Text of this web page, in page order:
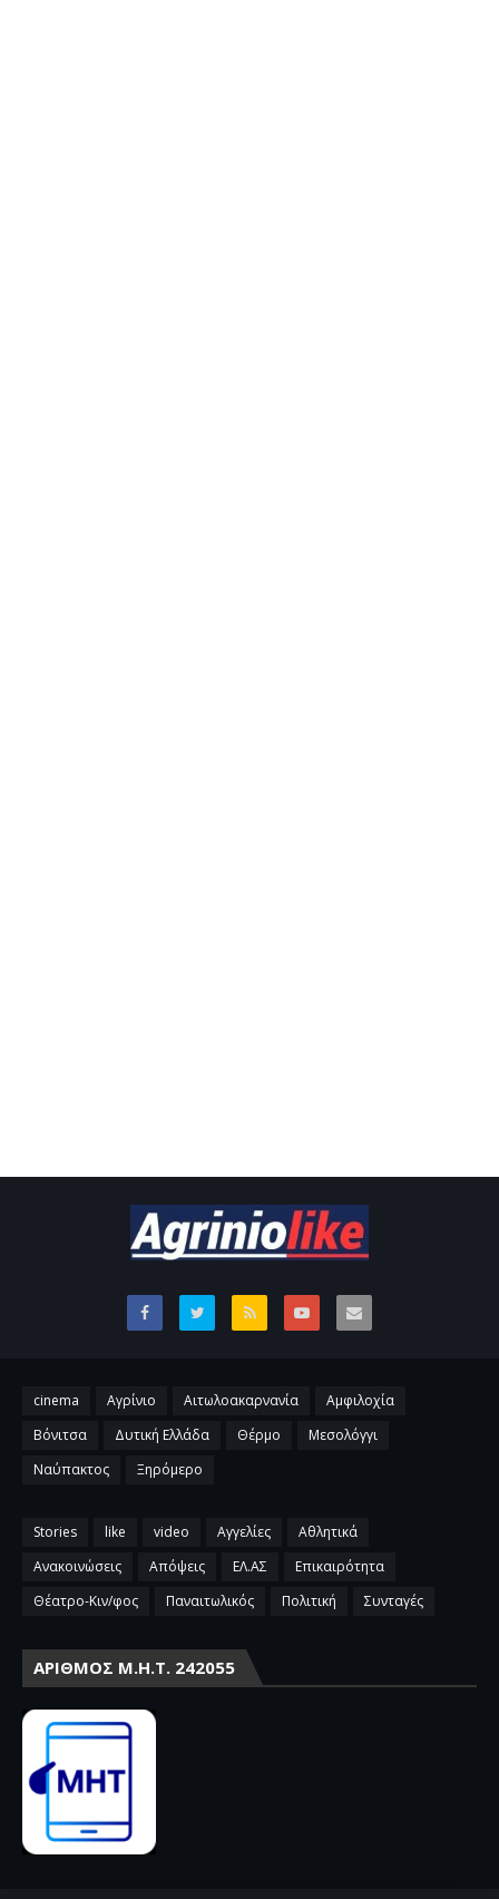
cinema Αγρίνιο Αιτωλοακαρνανία
Αμφιλοχία
Βόνιτσα
Δυτική Ελλάδα Θέρμο
Μεσολόγγι
Ναύπακτος
Ξηρόμερο
Stories like video Αγγελίες
Αθλητικά
Ανακοινώσεις
Απόψεις ΕΛ.ΑΣ
Επικαιρότητα
Θέατρο-Κιν/φος
Παναιτωλικός Πολιτική Συνταγές
ΑΡΙΘΜΌΣ Μ.Η.Τ. 242055